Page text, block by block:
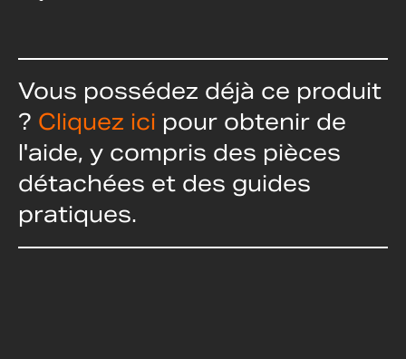
Vous possédez déjà ce produit
? Cliquez ici pour obtenir de
l'aide, y compris des pièces
détachées et des guides
pratiques.